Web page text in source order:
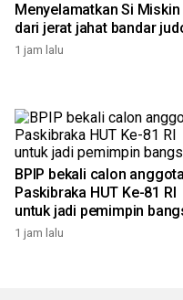
Menyelamatkan Si Miskin
dari jerat jahat bandar
1 jam lalu
BPIP bekali calon anggota
Paskibraka HUT Ke-81 RI
untuk jadi pemimpin
1 jam lalu